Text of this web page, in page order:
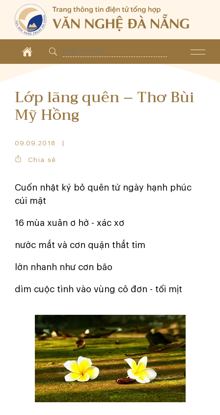
Lớp lãng quên – Thơ Bùi
Mỹ Hồng
09.09.2018
Chia sẻ
Cuốn nhật ký bỏ quên từ ngày hạnh phúc
cúi mặt
16 mùa xuân ơ hờ - xác xơ
nước mắt và cơn quặn thắt tim
lớn nhanh như cơn bão
dìm cuộc tình vào vùng cô đơn - tối mịt